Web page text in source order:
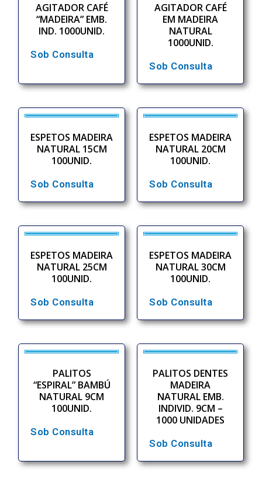
AGITADOR CAFÉ
“MADEIRA” EMB.
IND. 1000UNID.
Sob Consulta
AGITADOR CAFÉ
EM MADEIRA
NATURAL
1000UNID.
Sob Consulta
ESPETOS MADEIRA
NATURAL 15CM
100UNID.
Sob Consulta
ESPETOS MADEIRA
NATURAL 20CM
100UNID.
Sob Consulta
ESPETOS MADEIRA
NATURAL 25CM
100UNID.
Sob Consulta
ESPETOS MADEIRA
NATURAL 30CM
100UNID.
Sob Consulta
PALITOS
“ESPIRAL” BAMBÚ
NATURAL 9CM
100UNID.
Sob Consulta
PALITOS DENTES
MADEIRA
NATURAL EMB.
INDIVID. 9CM –
1000 UNIDADES
Sob Consulta